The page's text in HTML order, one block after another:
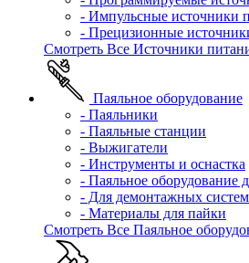
- Импульсные источники
- Прецизионные
Смотреть Все Источники
Паяльное оборудование
- Паяльники
- Паяльные станции
- Выжигатели
- Инструменты и оснастка
- Паяльное оборудование
- Для демонтажных систем
- Материалы для пайки
Смотреть Все Паяльное